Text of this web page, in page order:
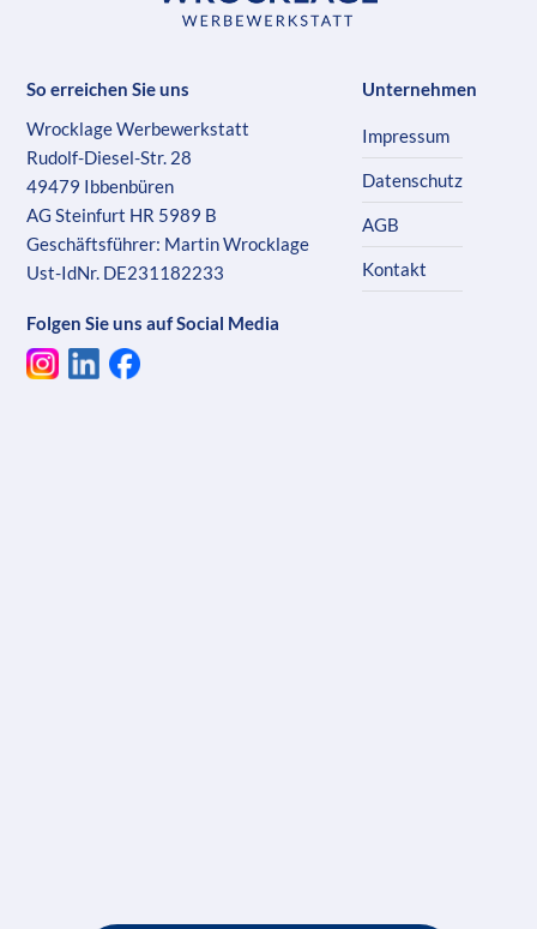
So erreichen Sie uns
Wrocklage Werbewerkstatt
Rudolf-Diesel-Str. 28
49479 Ibbenbüren
AG Steinfurt HR 5989 B
Geschäftsführer: Martin Wrocklage
Ust-IdNr. DE231182233
Folgen Sie uns auf Social Media
Unternehmen
Impressum
Datenschutz
AGB
Kontakt